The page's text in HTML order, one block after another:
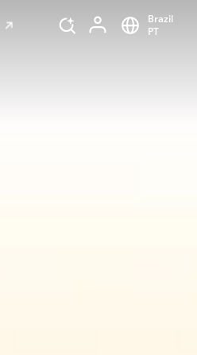
Brazil
PT